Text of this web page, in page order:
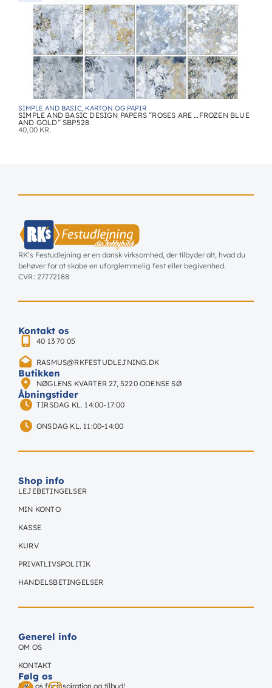
SIMPLE AND BASIC, KARTON OG PAPIR
SIMPLE AND BASIC DESIGN PAPERS “ROSES ARE …FROZEN BLUE
AND GOLD” SBP528
40,00 KR.
RK’s Festudlejning er en dansk virksomhed, der tilbyder alt, hvad du
behøver for at skabe en uforglemmelig fest eller begivenhed.
CVR: 27772188
Kontakt os
40 13 70 05
RASMUS@RKFESTUDLEJNING.DK
Butikken
NØGLENS KVARTER 27, 5220 ODENSE SØ
Åbningstider
TIRSDAG KL. 14:00-17:00
ONSDAG KL. 11:00-14:00
Shop info
LEJEBETINGELSER
MIN KONTO
KASSE
KURV
PRIVATLIVSPOLITIK
HANDELSBETINGELSER
Generel info
OM OS
KONTAKT
Følg os
Følg os for inspiration og tilbud!